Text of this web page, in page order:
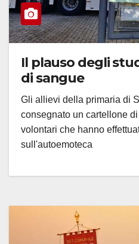
Il plauso degli
di sangue
Gli allievi della primaria di
consegnato un cartellone
volontari che hanno
sull'autoemoteca